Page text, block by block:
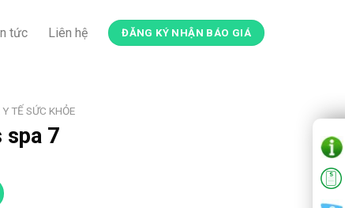
tức Liên hệ ĐĂNG KÝ NHẬN BÁO GIÁ
TẾ SỨC KHỎE
spa 7